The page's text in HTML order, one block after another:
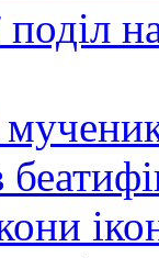
поділ